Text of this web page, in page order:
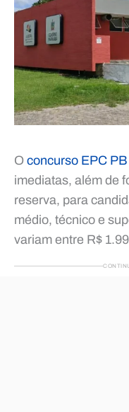
O concurso EPC
imediatas, além de
reserva, para
médio, técnico e
variam entre R$